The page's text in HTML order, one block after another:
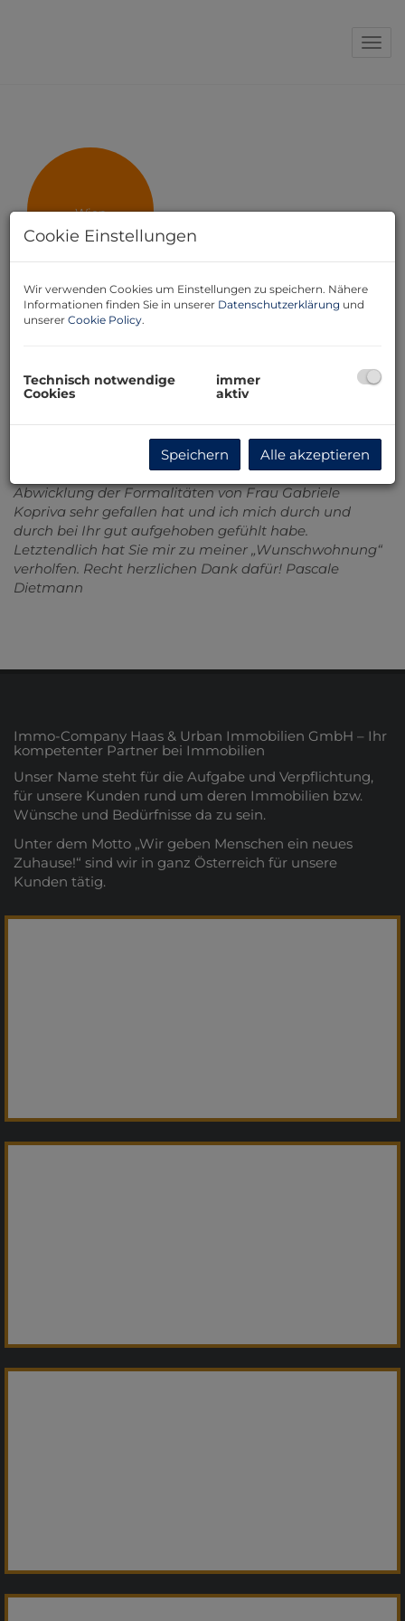
Wien
Pascale Dietmann
29.11.2023, 10:43
Sehr geehrte Geschäftsleitung, ich möchte Ihnen
Sympathie, Freundlichkeit, Kompetenz, Beratung,
prompte Beantwortung von Anfragen sowohl
persönlich als auch schriftlich, Engagement und
Abwicklung der Formalitäten von Frau Gabriele
Kopriva sehr gefallen hat und ich mich durch und
durch bei Ihr gut aufgehoben gefühlt habe.
Letztendlich hat Sie mir zu meiner „Wunschwohnung“
verholfen. Recht herzlichen Dank dafür! Pascale
Dietmann
Immo-Company Haas & Urban Immobilien GmbH – Ihr
kompetenter Partner bei Immobilien
Unser Name steht für die Aufgabe und Verpflichtung,
für unsere Kunden rund um deren Immobilien bzw.
Wünsche und Bedürfnisse da zu sein.
Unter dem Motto „Wir geben Menschen ein neues
Zuhause!“ sind wir in ganz Österreich für unsere
Kunden tätig.
Cookie Einstellungen
Wir verwenden Cookies um Einstellungen zu speichern. Nähere
Informationen finden Sie in unserer Datenschutzerklärung und
unserer Cookie Policy.
Technisch notwendige
Cookies
immer
aktiv
Speichern Alle akzeptieren